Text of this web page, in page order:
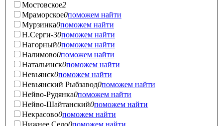
Мостовское2
Мраморское0поможем найти
Мурзинка0поможем найти
Н.Серги-30поможем найти
Нагорный0поможем найти
Налимово0поможем найти
Натальинск0поможем найти
Невьянск0поможем найти
Невьянский Рыбзавод0поможем найти
Нейво-Рудянка0поможем найти
Нейво-Шайтанский0поможем найти
Некрасово0поможем найти